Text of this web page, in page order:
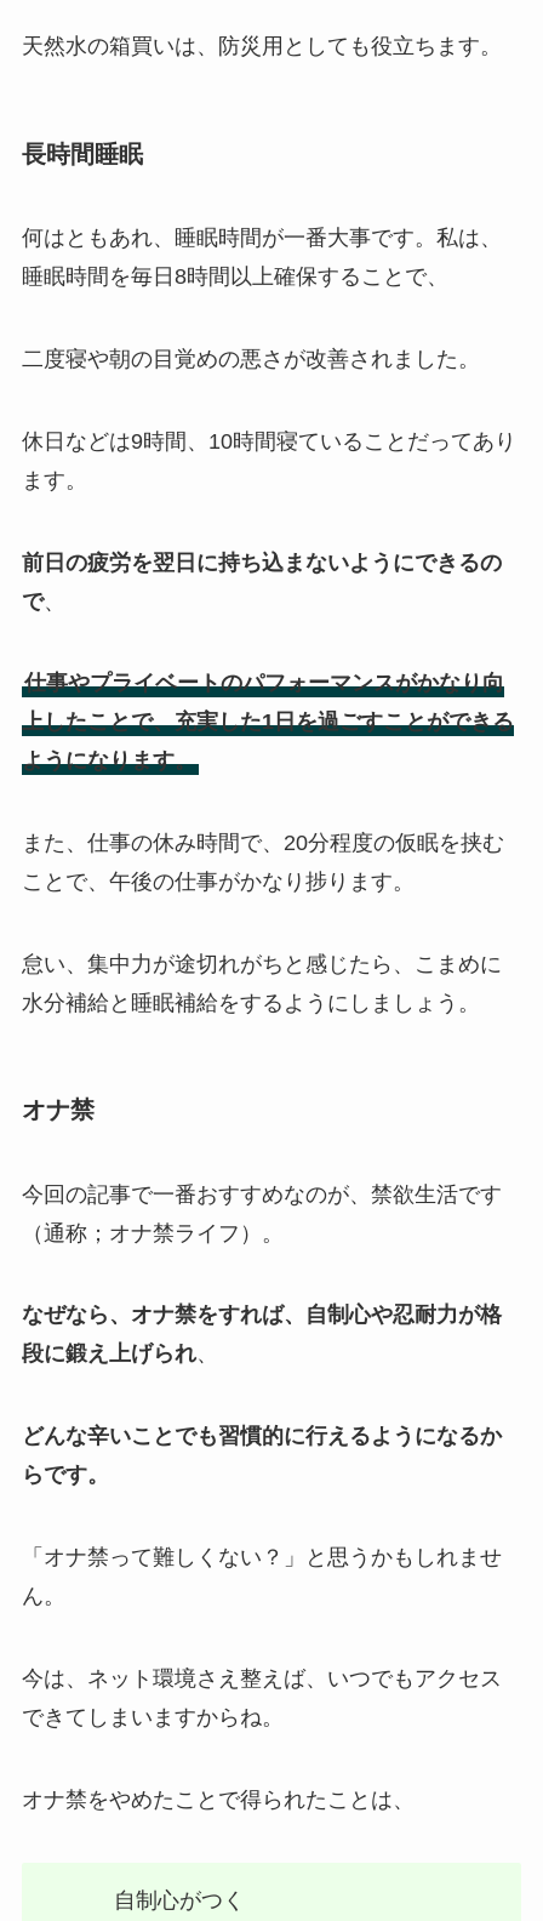
天然水の箱買いは、防災用としても役立ちます。
長時間睡眠
何はともあれ、睡眠時間が一番大事です。私は、
睡眠時間を毎日8時間以上確保することで、
二度寝や朝の目覚めの悪さが改善されました。
休日などは9時間、10時間寝ていることだってあり
ます。
前日の疲労を翌日に持ち込まないようにできるの
で、
仕事やプライベートのパフォーマンスがかなり向
上したことで、充実した1日を過ごすことができる
ようになります。
また、仕事の休み時間で、20分程度の仮眠を挟む
ことで、午後の仕事がかなり捗ります。
怠い、集中力が途切れがちと感じたら、こまめに
水分補給と睡眠補給をするようにしましょう。
オナ禁
今回の記事で一番おすすめなのが、禁欲生活です
（通称；オナ禁ライフ）。
なぜなら、オナ禁をすれば、自制心や忍耐力が格
段に鍛え上げられ、
どんな辛いことでも習慣的に行えるようになるか
らです。
「オナ禁って難しくない？」と思うかもしれませ
ん。
今は、ネット環境さえ整えば、いつでもアクセス
できてしまいますからね。
オナ禁をやめたことで得られたことは、
自制心がつく